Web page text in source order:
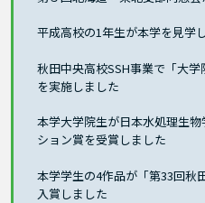
平成高校の1年生が本学を見学
秋田中央高校SSH事業で「大学
を実施しました
本学大学院生が日本水処理生
ション賞を受賞しました
本学学生の4作品が「第33回秋
入賞しました